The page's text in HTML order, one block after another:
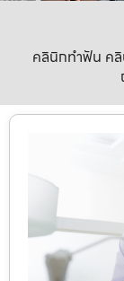
คลินิกทำฟัน ค